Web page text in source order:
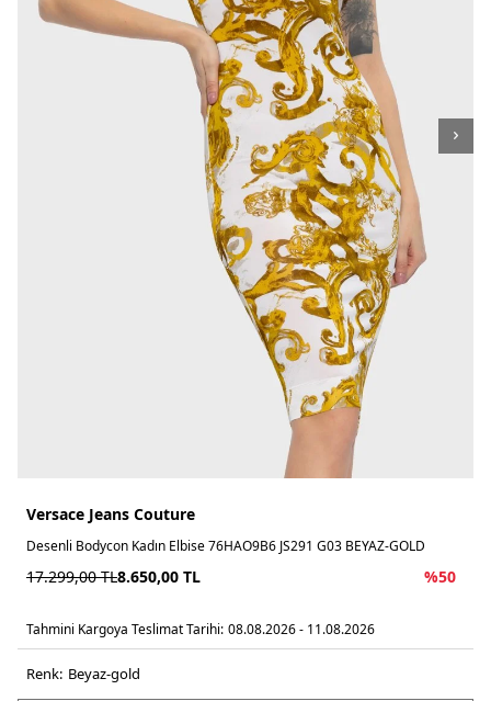
Versace Jeans Couture
Desenli Bodycon Kadın Elbise 76HAO9B6 JS291 G03 BEYAZ-GOLD
17.299,00TL8.650,00 TL %50
Tahmini Kargoya Teslimat Tarihi: 08.08.2026 - 11.08.2026
Renk: beyaz-gold